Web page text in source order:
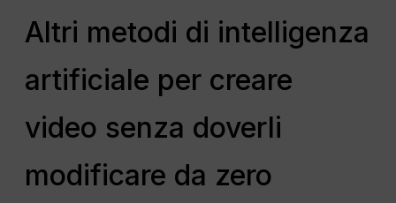
Altri metodi di intelligenza
artificiale per creare
video senza doverli
modificare da zero